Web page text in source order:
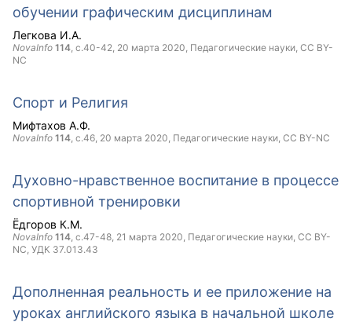
обучении графическим дисциплинам
Легкова И.А.
NovaInfo 114, с.40-42, 20 марта 2020, Педагогические науки, CC BY-
NC
Спорт и Религия
Мифтахов А.Ф.
NovaInfo 114, с.46, 20 марта 2020, Педагогические науки, CC BY-NC
Духовно-нравственное воспитание в процессе
спортивной тренировки
Ёдгоров К.М.
NovaInfo 114, с.47-48, 21 марта 2020, Педагогические науки, CC BY-
NC, УДК 37.013.43
Дополненная реальность и ее приложение на
уроках английского языка в начальной школе